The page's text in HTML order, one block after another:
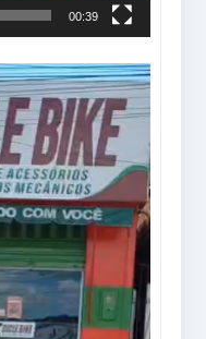
00:39